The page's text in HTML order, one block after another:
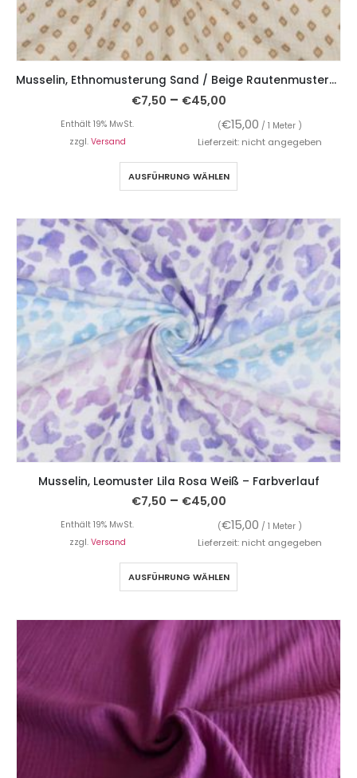
Musselin, Ethnomusterung Sand / Beige Rautenmusterung
€7,50 – €45,00
Enthält 19% MwSt. (€15,00 / 1 Meter )
zzgl. Versand Lieferzeit: nicht angegeben
AUSFÜHRUNG WÄHLEN
Musselin, Leomuster Lila Rosa Weiß – Farbverlauf
€7,50 – €45,00
Enthält 19% MwSt. (€15,00 / 1 Meter )
zzgl. Versand Lieferzeit: nicht angegeben
AUSFÜHRUNG WÄHLEN